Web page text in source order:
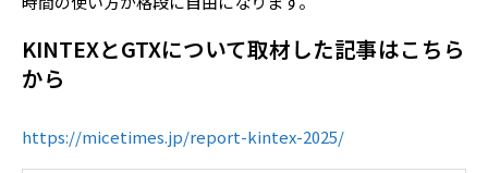
KINTEXとGTXについて取材した記事はこちら
から
https://micetimes.jp/report-kintex-2025/